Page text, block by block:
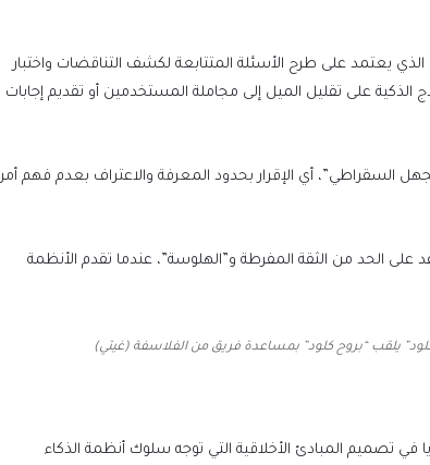
يعتمد على طرح الأسئلة المتتابعة لكشف التناقضات واختبار
الذكية على تقليل الميل إلى مجاملة المستخدمين أو تقديم إجابات
السقراطي”، أي الإقرار بحدود المعرفة والاعتراف بعدم فهم أمر
الحد من الثقة المفرطة و”الهلوسة”، عندما تقدم الأنظمة
يلقب “بروح كلود” بمساعدة فريق من الفلاسفة (غيتي)
تصميم المبادئ الأخلاقية التي توجه سلوك أنظمة الذكاء